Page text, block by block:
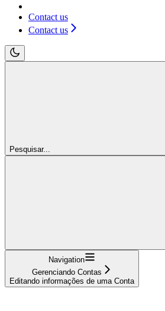
Contact us
Contact us
Pesquisar...
Navigation
Gerenciando Contas
Editando informações de uma Conta